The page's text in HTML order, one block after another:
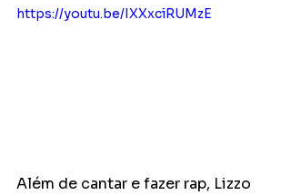
https://youtu.be/IXXxciRUMzE
Além de cantar e fazer rap, Lizzo